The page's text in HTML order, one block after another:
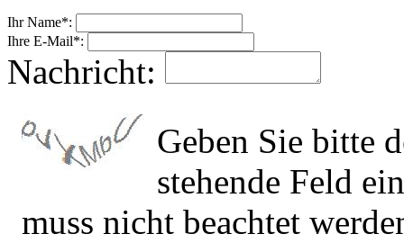
Ihr Name*:
Ihre E-Mail*:
Nachricht:
Geben Sie bitte
stehende Feld
muss nicht beachtet